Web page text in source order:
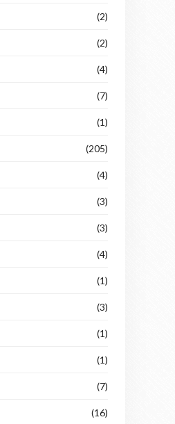
(2)
(2)
(4)
(7)
(1)
(205)
(4)
(3)
(3)
(4)
(1)
(3)
(1)
(1)
(7)
(16)